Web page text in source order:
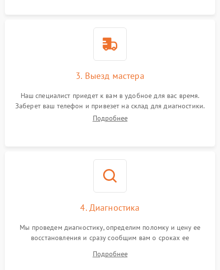
3. Выезд мастера
Наш специалист приедет к вам в удобное для вас время.
Заберет ваш телефон и привезет на склад для диагностики.
Подробнее
4. Диагностика
Мы проведем диагностику, определим поломку и цену ее
восстановления и сразу сообщим вам о сроках ее
Подробнее